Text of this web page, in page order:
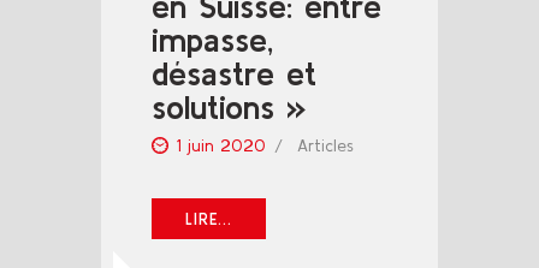
impasse,
désastre et
solutions »
1 juin 2020 Articles
LIRE...